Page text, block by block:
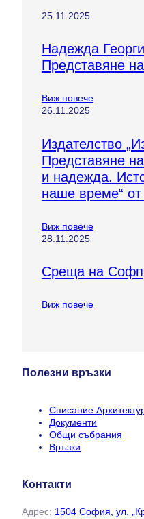
25.11.2025
Надежда
Представяне
Виж повече
26.11.2025
Издателство
Представяне на
и надежда.
наше време“
Виж повече
28.11.2025
Среща на
Виж повече
Полезни връзки
Списание
Документи
Общи събрания
Връзки
Контакти
Адрес: 1504 София, ул.